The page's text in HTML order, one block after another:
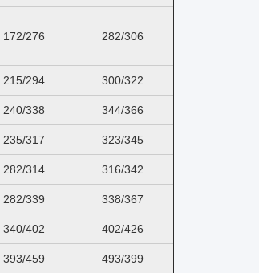
172/276 282/306
215/294 300/322
240/338 344/366
235/317 323/345
282/314 316/342
282/339 338/367
340/402 402/426
393/459 493/399